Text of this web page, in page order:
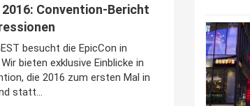
2016: Convention-Bericht
besucht die EpicCon in
bieten exklusive Einblicke in
die 2016 zum ersten Mal in
statt...